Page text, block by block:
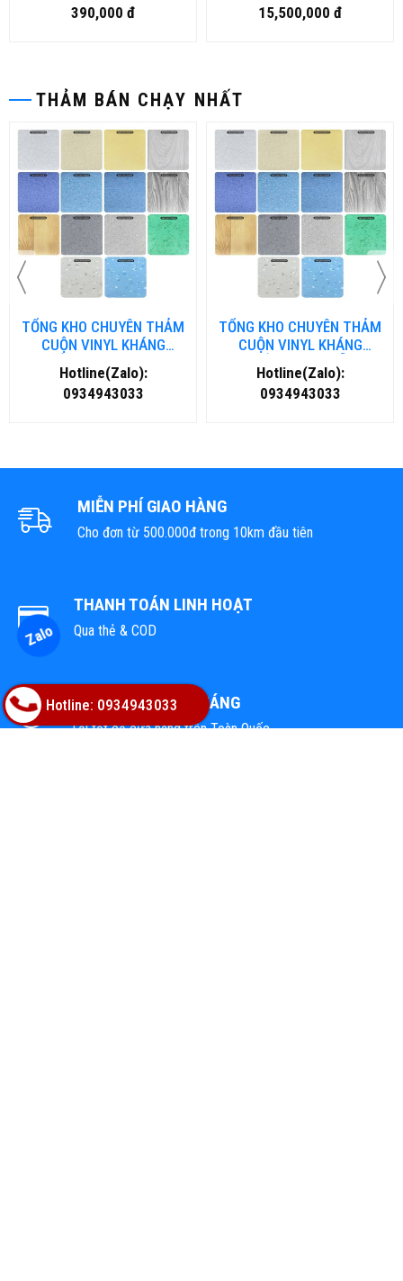
390,000 đ
15,500,000 đ
THẢM BÁN CHẠY NHẤT
TỔNG KHO CHUYÊN THẢM
CUỘN VINYL KHÁNG
KHUẨN TẠI ĐÀ NẴNG
Hotline(Zalo):
0934943033
TỔNG KHO CHUYÊN THẢM
CUỘN VINYL KHÁNG
KHUẨN TẠI HÀ NỘI
Hotline(Zalo):
0934943033
MIỄN PHÍ GIAO HÀNG
Cho đơn từ 500.000đ trong 10km đầu tiên
THANH TOÁN LINH HOẠT
Qua thẻ & COD
1 ĐỔI 1 TRONG 1 THÁNG
Tại tất cả cửa hàng trên Toàn Quốc
Hotline: 0934943033
Zalo